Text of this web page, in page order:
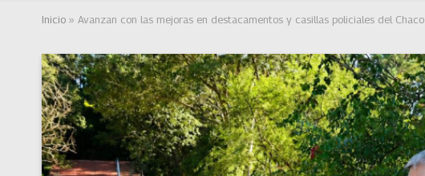
Inicio » Avanzan con las mejoras en destacamentos y casillas policiales del Chaco